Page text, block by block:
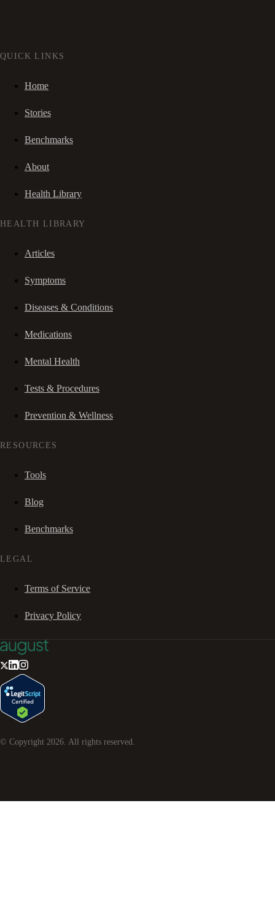
QUICK LINKS
Home
Stories
Benchmarks
About
Health Library
HEALTH LIBRARY
Articles
Symptoms
Diseases & Conditions
Medications
Mental Health
Tests & Procedures
Prevention & Wellness
RESOURCES
Tools
Blog
Benchmarks
LEGAL
Terms of Service
Privacy Policy
© Copyright 2026 . All rights reserved.